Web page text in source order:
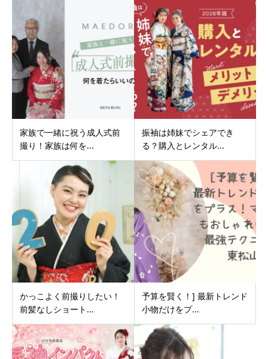
家族で一緒に祝う成人式前
撮り！家族は何を...
振袖は姉妹でシェアでき
る？購入とレンタル...
かっこよく前撮りしたい！
前髪なしショート...
予算を賢く！] 最新トレンド
小物だけをプ...